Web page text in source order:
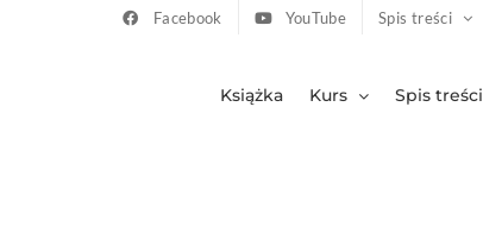
Facebook YouTube Spis treści
Książka Kurs Spis treści